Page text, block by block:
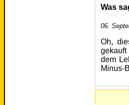
Was
06.
Oh,
dem
Minus-